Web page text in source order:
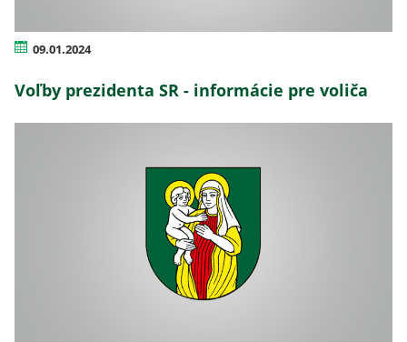
09.01.2024
Voľby prezidenta SR - informácie pre voliča